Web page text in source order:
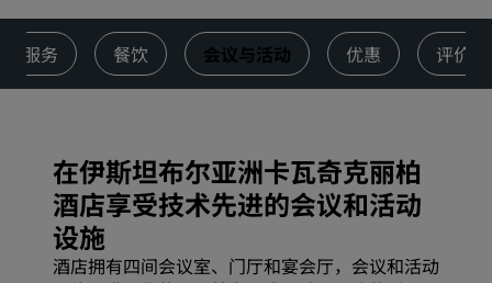
服务 餐饮 会议与活动 优惠 评价
在伊斯坦布尔亚洲卡瓦奇克丽柏
酒店享受技术先进的会议和活动
设施
酒店拥有四间会议室、门厅和宴会厅，会议和活动